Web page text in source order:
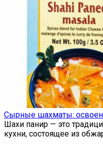
Сырные шахматы:
Шахи панир — это
кухни, состоящее из